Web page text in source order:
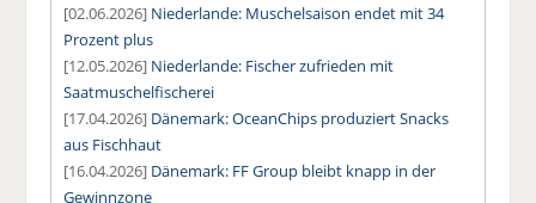
[02.06.2026] Niederlande: Muschelsaison endet mit 34
Prozent plus
[12.05.2026] Niederlande: Fischer zufrieden mit
Saatmuschelfischerei
[17.04.2026] Dänemark: OceanChips produziert Snacks
aus Fischhaut
[16.04.2026] Dänemark: FF Group bleibt knapp in der
Gewinnzone